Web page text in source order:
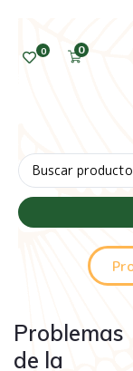
0 0
Problemas
de la